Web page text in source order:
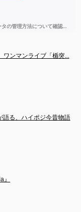
ワンマンライブ「楯突...
語る、ハイポジ今昔物語